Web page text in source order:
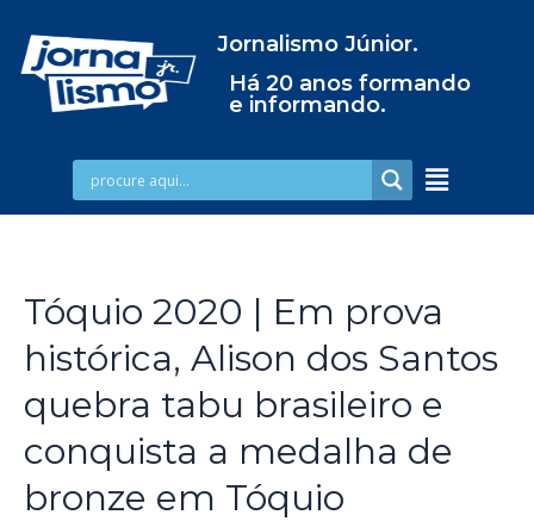
Jornalismo Júnior.
Há 20 anos formando
e informando.
Tóquio 2020 | Em prova
histórica, Alison dos Santos
quebra tabu brasileiro e
conquista a medalha de
bronze em Tóquio